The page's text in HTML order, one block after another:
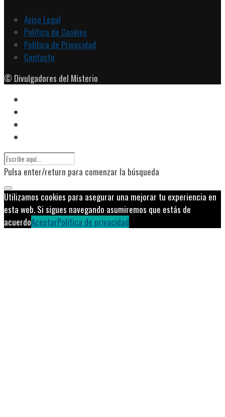
Aviso Legal
Política de Cookies
Política de Privacidad
Contacto
© Divulgadores del Misterio
Pulsa enter/return para comenzar la búsqueda
Utilizamos cookies para asegurar una mejorar tu experiencia en
esta web. Si sigues navegando asumiremos que estás de
acuerdoAceptarPolítica de privacidad